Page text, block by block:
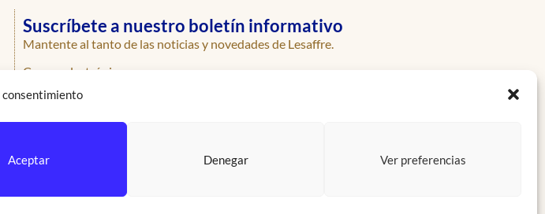
Aceptar Denegar Ver preferencias
Suscríbete a nuestro boletín informativo
Mantente al tanto de las noticias y novedades de Lesaffre.
Correo electrónico